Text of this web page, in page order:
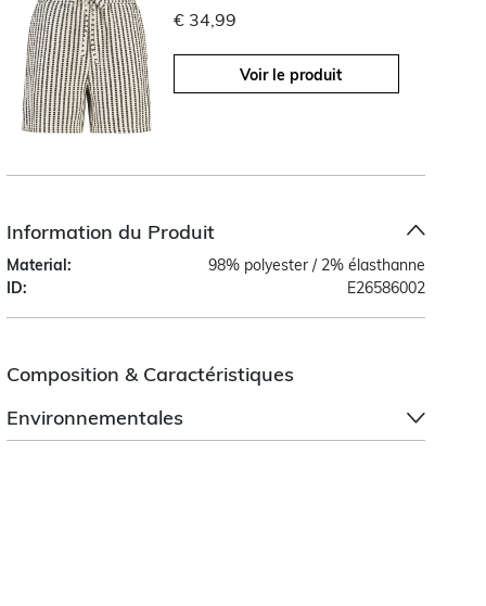
€ 34,99
Voir le produit
Information du Produit
Material:
98% polyester / 2% élasthanne
ID:
E26586002
Composition & Caractéristiques
Environnementales